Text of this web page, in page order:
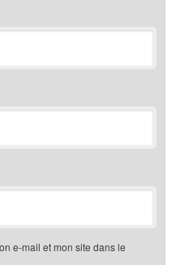
e-mail et mon site dans le